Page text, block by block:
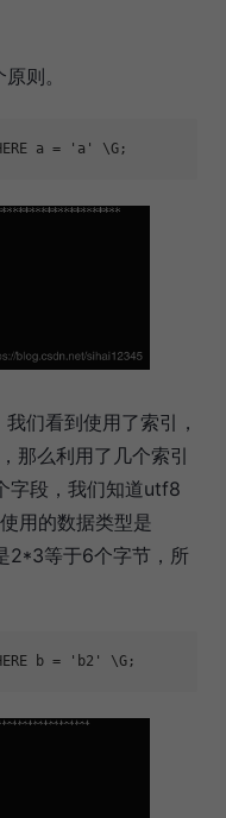
则。
a = 'a'
们看到使用了索引，
，那么利用了几个索引
字段，我们知道utf8
用的数据类型是
2*3等于6个字节，所
b = 'b2'